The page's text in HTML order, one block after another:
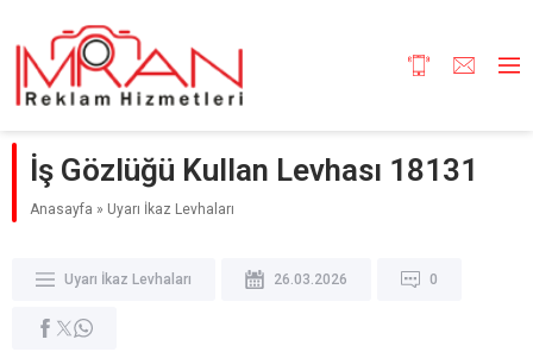
İş Gözlüğü Kullan Levhası 18131
Anasayfa » Uyarı İkaz Levhaları
Uyarı İkaz Levhaları 26.03.2026 0